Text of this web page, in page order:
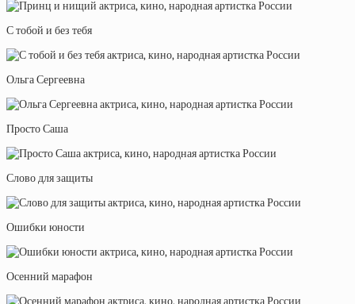
С тобой и без тебя
Ольга Сергеевна
Просто Саша
Слово для защиты
Ошибки юности
Осенний марафон